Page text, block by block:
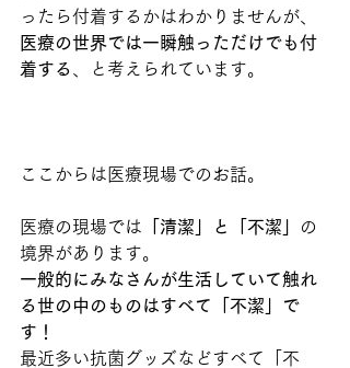
ったら付着するかはわかりませんが、
医療の世界では一瞬触っただけでも付
着する
、と考えられています。
ここからは医療現場でのお話。
医療の現場では 「清潔」と「不潔」
の
境界があります。
一般的にみなさんが生活していて触れ
る世の中のものはすべて「不潔」で
す！
最近多い抗菌グッズなどすべて「不